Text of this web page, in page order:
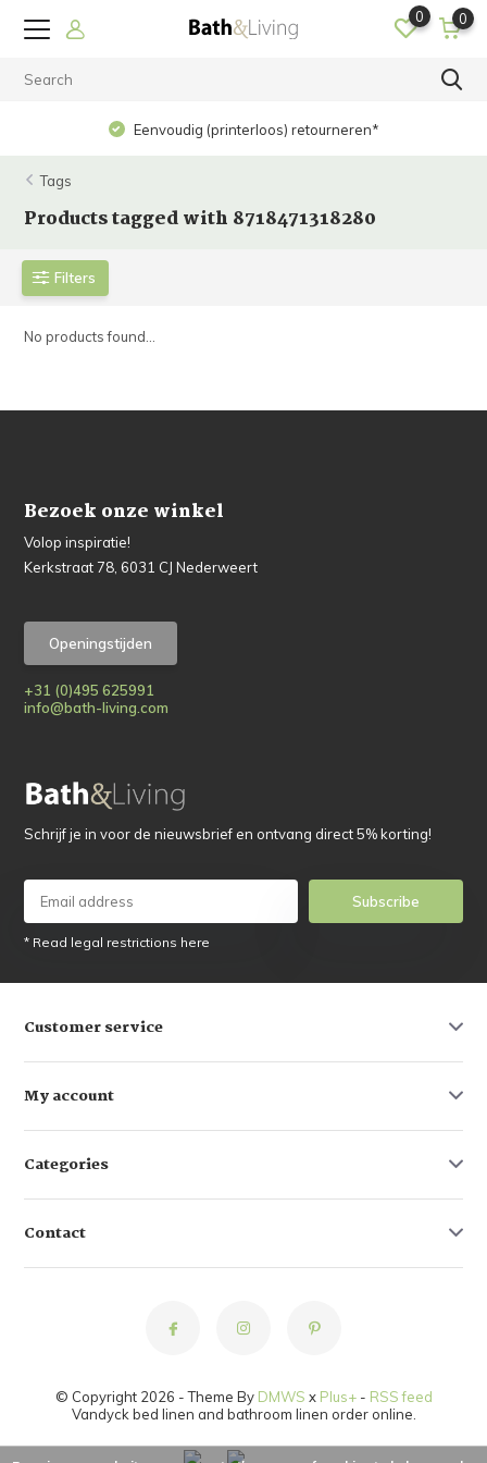
0 0
Eenvoudig (printerloos) retourneren*
Tags
Products tagged with 8718471318280
Filters
No products found...
Bezoek onze winkel
Volop inspiratie!
Kerkstraat 78, 6031 CJ Nederweert
Openingstijden
+31 (0)495 625991
info@bath-living.com
Schrijf je in voor de nieuwsbrief en ontvang direct 5% korting!
Subscribe
* Read legal restrictions here
Customer service
My account
Categories
Contact
© Copyright 2026 - Theme By DMWS x Plus+- RSS feed
Vandyck bed linen and bathroom linen order online.